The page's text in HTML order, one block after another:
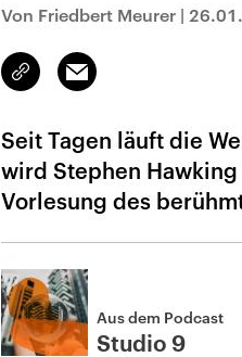
Von Friedbert Meurer |
Link
kopieren/teilen
Email
Seit Tagen läuft die
wird Stephen
Vorlesung des
Aus dem Podcast
Studio 9